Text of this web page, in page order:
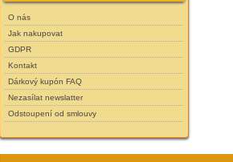
O nás
Jak nakupovat
GDPR
Kontakt
Dárkový kupón FAQ
Nezasílat newslatter
Odstoupení od smlouvy